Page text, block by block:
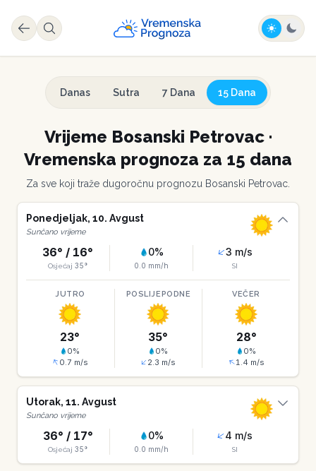
Danas Sutra 7 Dana 15 Dana
Vrijeme Bosanski Petrovac·
Vremenska prognoza za 15 dana
Za sve koji traže dugoročnu prognozu Bosanski Petrovac
Ponedjeljak, 10. Avgust
Sunčano vrijeme
36° / 16°
Osjećaj 35°
0%
0.0 mm/h
3 m/s
SI
JUTRO
23°
0%
0.7 m/s
POSLIJEPODNE
35°
0%
2.3 m/s
VEČER
28°
0%
1.4 m/s
Utorak, 11. Avgust
Sunčano vrijeme
36° / 17°
Osjećaj 35°
0%
0.0 mm/h
4 m/s
SI